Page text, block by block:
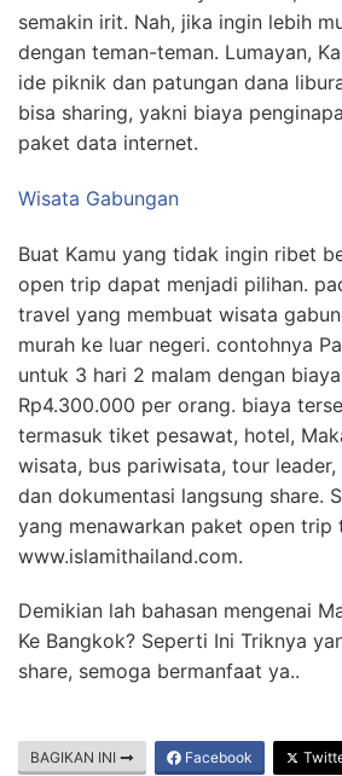
semakin irit. Nah, jika ingin lebih
dengan teman-teman. Lumayan,
ide piknik dan patungan dana
bisa sharing, yakni biaya
paket data internet.
Wisata Gabungan
Buat Kamu yang tidak ingin ribet
open trip dapat menjadi pilihan.
travel yang membuat wisata
murah ke luar negeri. contohnya
untuk 3 hari 2 malam dengan
Rp4.300.000 per orang. biaya
termasuk tiket pesawat, hotel,
wisata, bus pariwisata, tour
dan dokumentasi langsung share.
yang menawarkan paket open trip
www.islamithailand.com.
Demikian lah bahasan mengenai
Ke Bangkok? Seperti Ini Triknya
share, semoga bermanfaat ya..
BAGIKAN INI Facebook